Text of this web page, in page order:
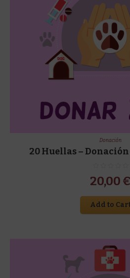
Donación
20 Huellas –
20,00 €
Add to